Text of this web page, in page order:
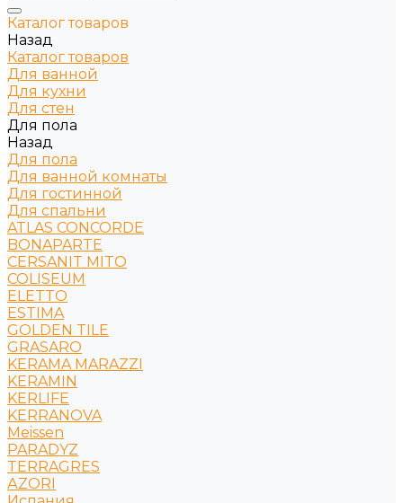
Каталог товаров
Назад
Каталог товаров
Для ванной
Для кухни
Для стен
Для пола
Назад
Для пола
Для ванной комнаты
Для гостинной
Для спальни
ATLAS CONCORDE
BONAPARTE
CERSANIT MITO
COLISEUM
ELETTO
ESTIMA
GOLDEN TILE
GRASARO
KERAMA MARAZZI
KERAMIN
KERLIFE
KERRANOVA
Meissen
PARADYZ
TERRAGRES
АZORI